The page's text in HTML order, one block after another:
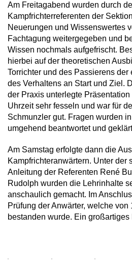
Am Freitagabend wurden durch
Kampfrichterreferenten der
Neuerungen und Wissenswertes
Fachtagung weitergegeben und
Wissen nochmals aufgefrischt.
hierbei auf der theoretischen
Torrichter und des Passierens der
des Verhaltens an Start und Ziel.
der Praxis unterlegte
Uhrzeit sehr fesseln und war für
Schmunzler gut. Fragen wurden
umgehend beantwortet und
Am Samstag erfolgte dann die
Kampfrichteranwärtern. Unter der
Anleitung der Referenten René
Rudolph wurden die Lehrinhalte
anschaulich gemacht. Im
Prüfung der Anwärter, welche von
bestanden wurde. Ein großartiges